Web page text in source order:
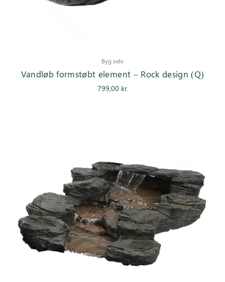
Byg selv
Vandløb formstøbt element – Rock design (Q)
799,00 kr.